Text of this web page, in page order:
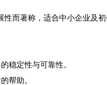
而著称，适合中小企业及初
稳定性与可靠性。
帮助。